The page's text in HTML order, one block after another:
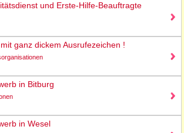
und Erste-Hilfe-Beauftragte
ganz dickem Ausrufezeichen !
in Bitburg
in Wesel